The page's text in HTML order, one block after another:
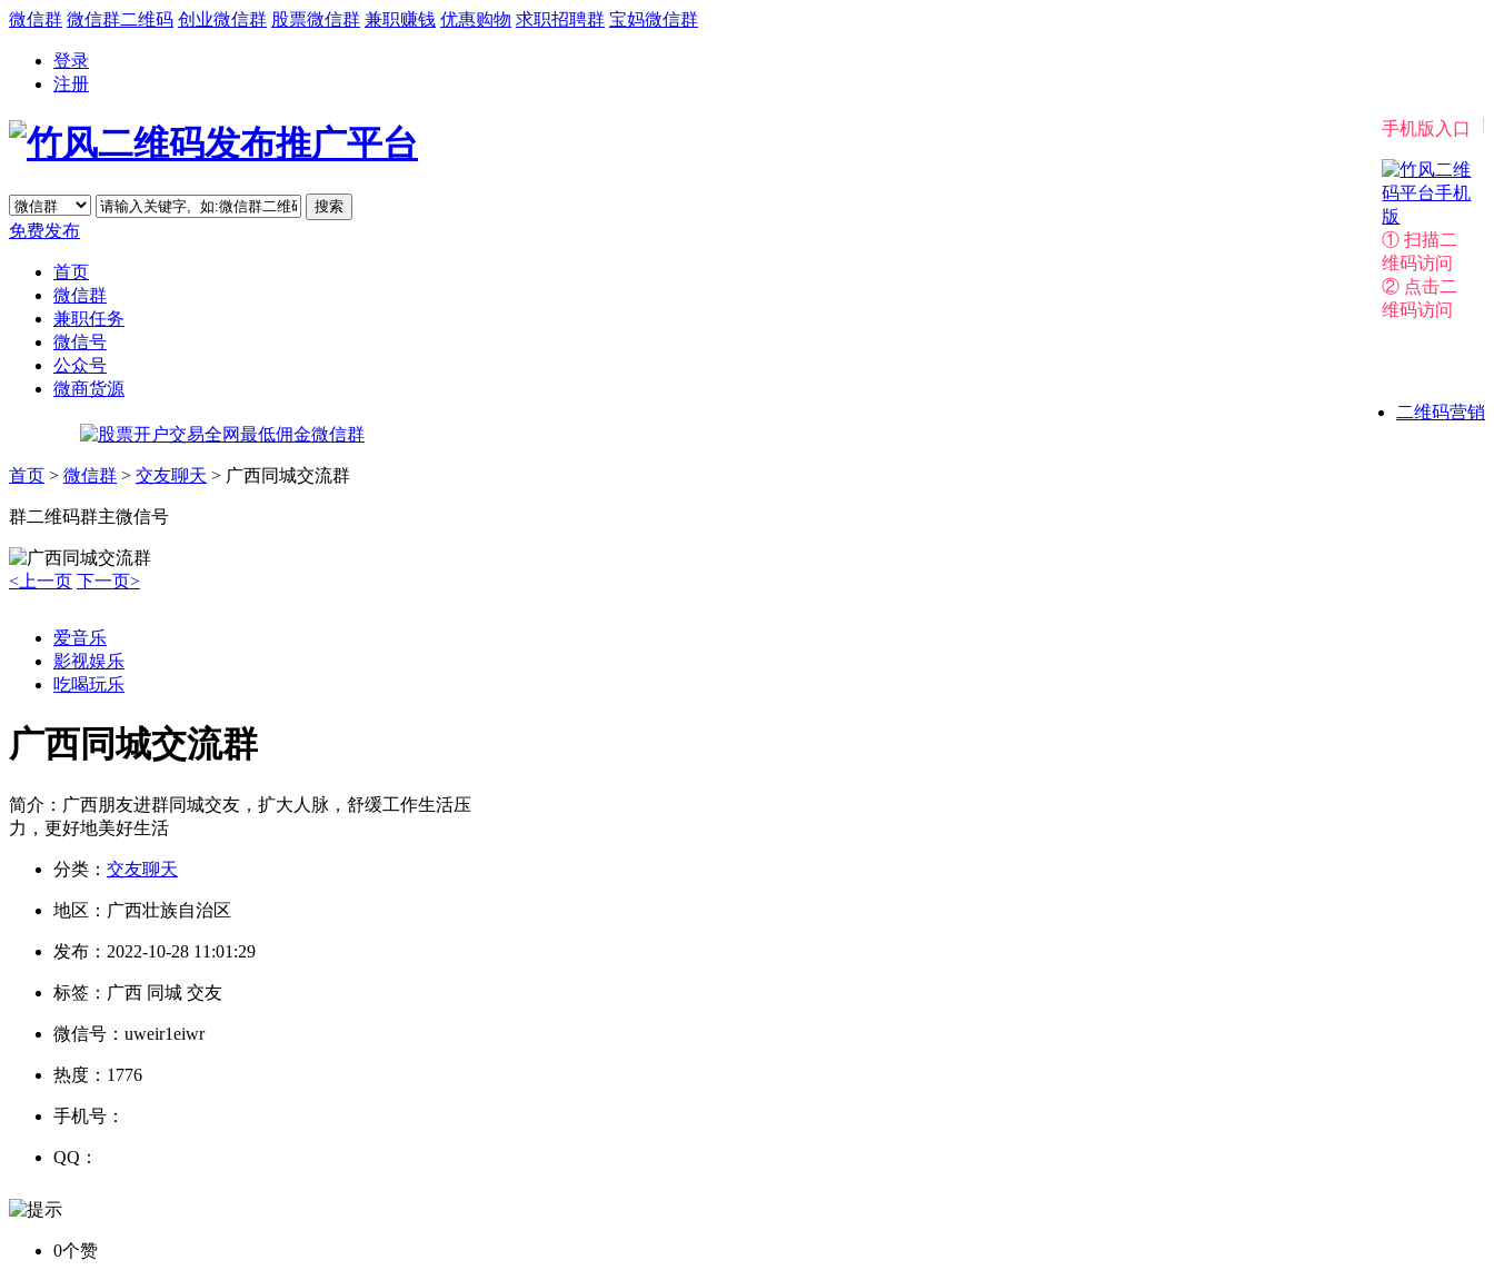
微信群 微信群二维码 创业微信群 股票微信群 兼职赚钱 优惠购物 求职招聘群 宝妈微信群
登录
注册
|
手机版入口
① 扫描二
维码访问
② 点击二
维码访问
免费发布
首页
微信群
兼职任务
微信号
公众号
微商货源
二维码营销
首页 > 微信群 > 交友聊天 > 广西同城交流群
群二维码群主微信号
<上一页 下一页>
爱音乐
影视娱乐
吃喝玩乐
广西同城交流群
简介： 广西朋友进群同城交友，扩大人脉，舒缓工作生活压
力，更好地美好生活
分类： 交友聊天
地区： 广西壮族自治区
发布： 2022-10-28 11:01:29
标签： 广西 同城 交友
微信号： uweir1eiwr
热度： 1776
手机号：
QQ：
0个赞